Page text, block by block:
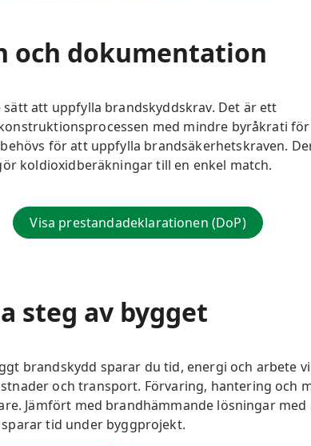
och dokumentation
att uppfylla brandskyddskrav. Det är ett
med mindre byråkrati för
för att uppfylla brandsäkerhetskraven.
koldioxidberäkningar till en enkel match.
Visa prestandadeklarationen (DoP)
steg av bygget
brandskydd sparar du tid, energi och arbete
och transport. Förvaring, hantering och
Jämfört med brandhämmande lösningar med
tid under byggprojekt.